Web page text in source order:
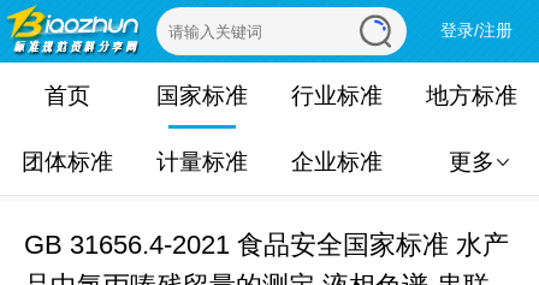
登录/注册
首页 国家标准 行业标准 地方标准
团体标准 计量标准 企业标准 更多
GB 31656.4-2021 食品安全国家标准 水产